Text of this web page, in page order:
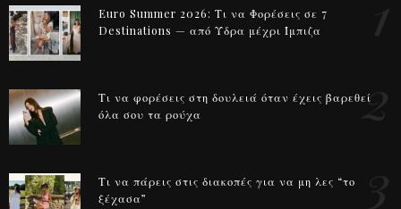
Euro Summer 2026: Τι να Φορέσεις σε 7
Destinations — από Ύδρα μέχρι Ίμπιζα
Τι να φορέσεις στη δουλειά όταν έχεις βαρεθεί
όλα σου τα ρούχα
2
Τι να πάρεις στις διακοπές για να μη λες “το
ξέχασα”